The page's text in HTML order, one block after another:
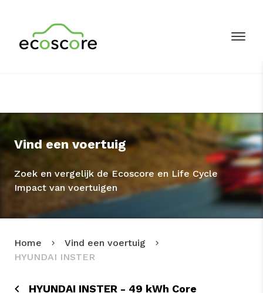
Vind een voertuig
Zoek en vergelijk de Ecoscore en Life Cycle
Impact van voertuigen
Home
Vind een voertuig
HYUNDAI INSTER
HYUNDAI INSTER - 49 kWh Core